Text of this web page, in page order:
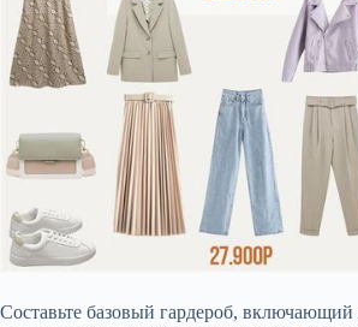
Составьте базовый гардероб, включающий